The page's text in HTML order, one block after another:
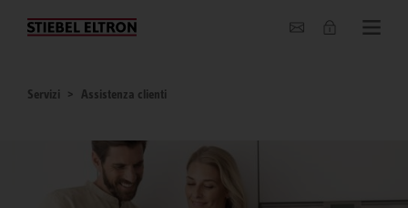
Chi siamo
Servizi Assistenza clienti